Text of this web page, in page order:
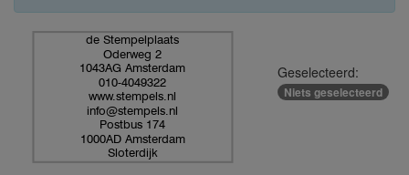
de Stempelplaats
Oderweg 2
1043AG Amsterdam
010-4049322
www.stempels.nl
info@stempels.nl
Postbus 174
1000AD Amsterdam
Sloterdijk
Geselecteerd:
Niets geselecteerd